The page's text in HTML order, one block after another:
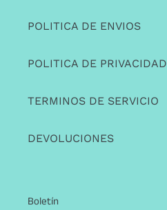
POLITICA DE ENVIOS
POLITICA DE PRIVACIDAD
TERMINOS DE SERVICIO
DEVOLUCIONES
Boletín